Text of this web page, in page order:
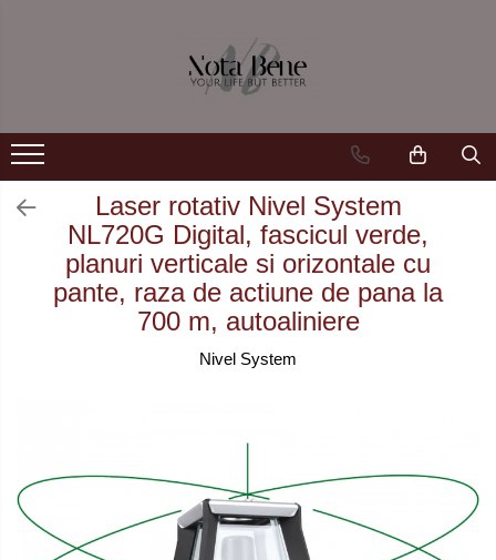
Camera de supraveghere
Conexiune Wi-Fi
Conexiune PoE
Cu baterie
Cu panou solar
Sonerie inteligentă
Unelte si aparate de masura
Telemetre
Teodolite
Accesorii
Sisteme de control al mașinilor
Laser rotativ Nivel System
NL720G Digital, fascicul verde,
planuri verticale si orizontale cu
pante, raza de actiune de pana la
700 m, autoaliniere
Nivel System